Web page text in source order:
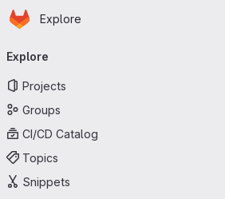
Skip to main content
Homepage
Explore
navigation
Explore
Projects
Groups
CI/CD Catalog
Topics
Snippets